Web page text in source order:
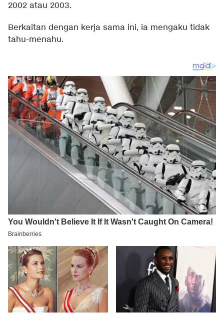
2002 atau 2003.
Berkaitan dengan kerja sama ini, ia mengaku tidak
tahu-menahu.